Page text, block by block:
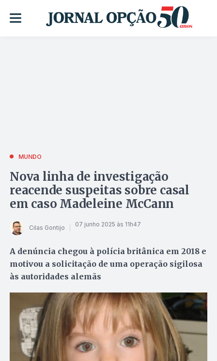
MUNDO
Nova linha de investigação
reacende suspeitas sobre casal
em caso Madeleine McCann
Cilas Gontijo 07 junho 2025 às 11h47
A denúncia chegou à polícia britânica em 2018 e
motivou a solicitação de uma operação sigilosa
às autoridades alemãs